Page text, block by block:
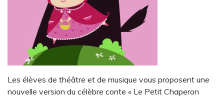
Les élèves de théâtre et de musique vous proposent une
nouvelle version du célèbre conte « Le Petit Chaperon